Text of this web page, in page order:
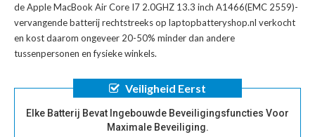
deApple MacBook Air Core I7 2.0GHZ 13.3 inch A1466(EMC 2559)-
vervangende batterijrechtstreeks op laptopbatteryshop.nl verkocht
en kost daarom ongeveer 20-50% minder dan andere
tussenpersonen en fysieke winkels.
Veiligheid Eerst
Elke Batterij Bevat Ingebouwde Beveiligingsfuncties Voor
Maximale Beveiliging.